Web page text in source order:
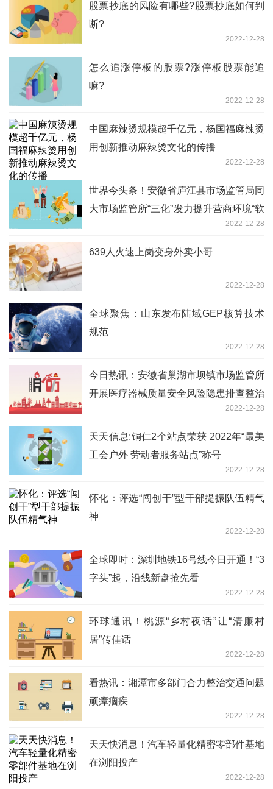
股票抄底的风险有哪些?股票抄底如何判
断?
2022-12-28
怎么追涨停板的股票?涨停板股票能追
嘛?
2022-12-28
中国麻辣烫规模超千亿元，杨国福麻辣烫
用创新推动麻辣烫文化的传播
2022-12-28
世界今头条！安徽省庐江县市场监管局同
大市场监管所“三化”发力提升营商环境“软
2022-12-28
639人火速上岗变身外卖小哥
2022-12-28
全球聚焦：山东发布陆域GEP核算技术
规范
2022-12-28
今日热讯：安徽省巢湖市坝镇市场监管所
开展医疗器械质量安全风险隐患排查整治
2022-12-28
天天信息:铜仁2个站点荣获 2022年“最美
工会户外 劳动者服务站点”称号
2022-12-28
怀化：评选“闯创干”型干部提振队伍精气
神
2022-12-28
全球即时：深圳地铁16号线今日开通！“3
字头”起，沿线新盘抢先看
2022-12-28
环球通讯！桃源“乡村夜话”让“清廉村
居”传佳话
2022-12-28
看热讯：湘潭市多部门合力整治交通问题
顽瘴痼疾
2022-12-28
天天快消息！汽车轻量化精密零部件基地
在浏阳投产
2022-12-28